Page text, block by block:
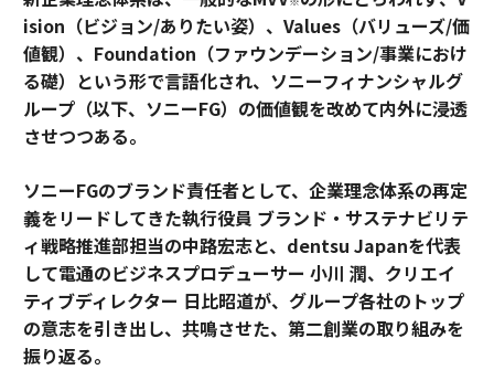
ision（ビジョン/ありたい姿）、Values（バリューズ/価
値観）、Foundation（ファウンデーション/事業におけ
る礎）という形で言語化され、ソニーフィナンシャルグ
ループ（以下、ソニーFG）の価値観を改めて内外に浸透
させつつある。
ソニーFGのブランド責任者として、企業理念体系の再定
義をリードしてきた執行役員 ブランド・サステナビリテ
ィ戦略推進部担当の中路宏志と、dentsu Japanを代表
して電通のビジネスプロデューサー 小川 潤、クリエイ
ティブディレクター 日比昭道が、グループ各社のトップ
の意志を引き出し、共鳴させた、第二創業の取り組みを
振り返る。